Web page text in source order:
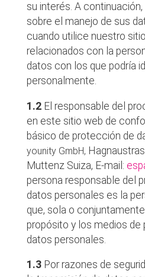
su interés. A
sobre el manejo de sus
cuando utilice nuestro
relacionados con la
datos con los que podría
personalmente.
1.2El responsable del
en este sitio web de
básico de protección de
younity GmbH,
Muttenz Suiza, E-mail:
persona responsable del
datos personales es la
que, sola o
propósito y los medios
datos personales.
1.3Por razones de